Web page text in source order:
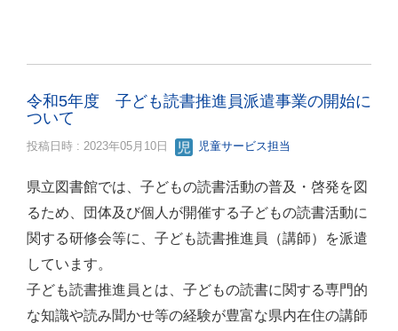
令和5年度 子ども読書推進員派遣事業の開始に
ついて
投稿日時 : 2023年05月10日 児童サービス担当
県立図書館では、子どもの読書活動の普及・啓発を図
るため、団体及び個人が開催する子どもの読書活動に
関する研修会等に、子ども読書推進員（講師）を派遣
しています。
子ども読書推進員とは、子どもの読書に関する専門的
な知識や読み聞かせ等の経験が豊富な県内在住の講師